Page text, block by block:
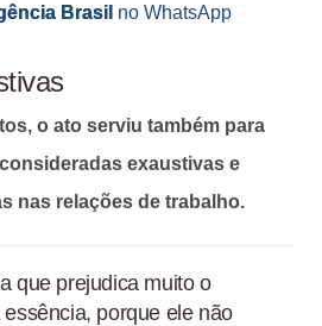
Brasil no WhatsApp
o ato serviu também para
exaustivas e
nas relações de trabalho.
que prejudica muito o
porque ele não